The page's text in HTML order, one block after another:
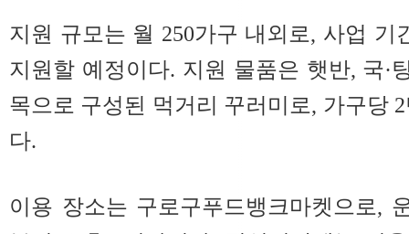
지원 규모는 월 250가구 내외로, 사업 기
지원할 예정이다. 지원 물품은 햇반, 국·
목으로 구성된 먹거리 꾸러미로, 가구당
다.
이용 장소는 구로구푸드뱅크마켓으로,